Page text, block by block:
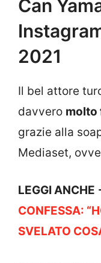
Can
2021
Il bel attore
davvero molto
grazie alla
Mediaset,
LEGGI ANCHE
CONFESSA:
SVELATO